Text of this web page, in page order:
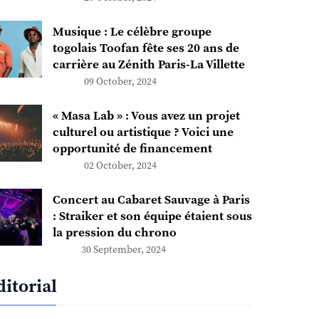
Musique : Le célèbre groupe
togolais Toofan fête ses 20 ans de
carrière au Zénith Paris-La Villette
09 October, 2024
« Masa Lab » : Vous avez un projet
culturel ou artistique ? Voici une
opportunité de financement
02 October, 2024
Concert au Cabaret Sauvage à Paris
: Straiker et son équipe étaient sous
la pression du chrono
30 September, 2024